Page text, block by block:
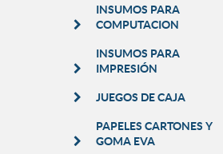
INSUMOS PARA
COMPUTACION
INSUMOS PARA
IMPRESIÓN
JUEGOS DE CAJA
PAPELES CARTONES Y
GOMA EVA